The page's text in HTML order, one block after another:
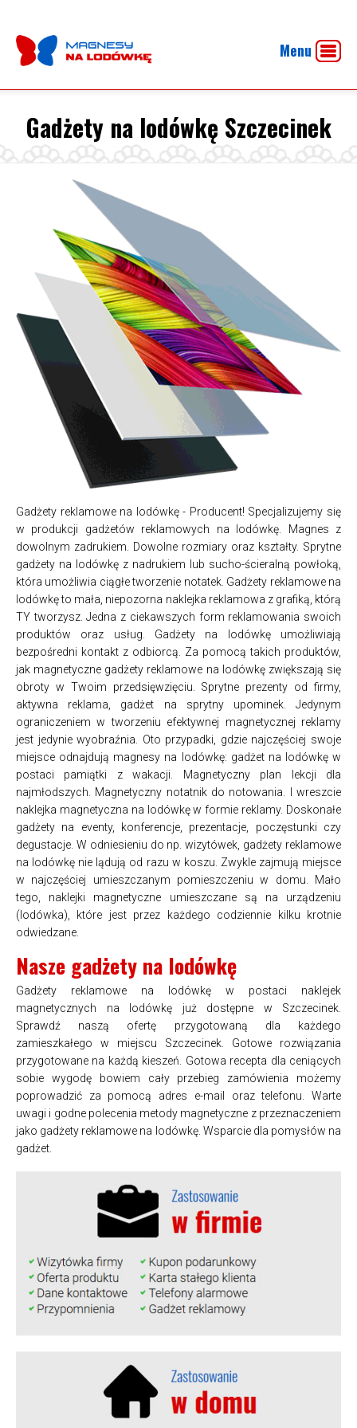
Menu
Gadżety na lodówkę Szczecinek
Gadżety reklamowe na lodówkę - Producent! Specjalizujemy się
w produkcji gadżetów reklamowych na lodówkę. Magnes z
dowolnym zadrukiem. Dowolne rozmiary oraz kształty. Sprytne
gadżety na lodówkę z nadrukiem lub sucho-ścieralną powłoką,
która umożliwia ciągłe tworzenie notatek. Gadżety reklamowe na
lodówkę to mała, niepozorna naklejka reklamowa z grafiką, którą
TY tworzysz. Jedna z ciekawszych form reklamowania swoich
produktów oraz usług. Gadżety na lodówkę umożliwiają
bezpośredni kontakt z odbiorcą. Za pomocą takich produktów,
jak magnetyczne gadżety reklamowe na lodówkę zwiększają się
obroty w Twoim przedsięwzięciu. Sprytne prezenty od firmy,
aktywna reklama, gadżet na sprytny upominek. Jedynym
ograniczeniem w tworzeniu efektywnej magnetycznej reklamy
jest jedynie wyobraźnia. Oto przypadki, gdzie najczęściej swoje
miejsce odnajdują magnesy na lodówkę: gadżet na lodówkę w
postaci pamiątki z wakacji. Magnetyczny plan lekcji dla
najmłodszych. Magnetyczny notatnik do notowania. I wreszcie
naklejka magnetyczna na lodówkę w formie reklamy. Doskonałe
gadżety na eventy, konferencje, prezentacje, poczęstunki czy
degustacje. W odniesieniu do np. wizytówek, gadżety reklamowe
na lodówkę nie lądują od razu w koszu. Zwykle zajmują miejsce
w najczęściej umieszczanym pomieszczeniu w domu. Mało
tego, naklejki magnetyczne umieszczane są na urządzeniu
(lodówka), które jest przez każdego codziennie kilku krotnie
odwiedzane.
Nasze gadżety na lodówkę
Gadżety reklamowe na lodówkę w postaci naklejek
magnetycznych na lodówkę już dostępne w Szczecinek.
Sprawdź naszą ofertę przygotowaną dla każdego
zamieszkałego w miejscu Szczecinek. Gotowe rozwiązania
przygotowane na każdą kieszeń. Gotowa recepta dla ceniących
sobie wygodę bowiem cały przebieg zamówienia możemy
poprowadzić za pomocą adres e-mail oraz telefonu. Warte
uwagi i godne polecenia metody magnetyczne z przeznaczeniem
jako gadżety reklamowe na lodówkę. Wsparcie dla pomysłów na
gadżet.